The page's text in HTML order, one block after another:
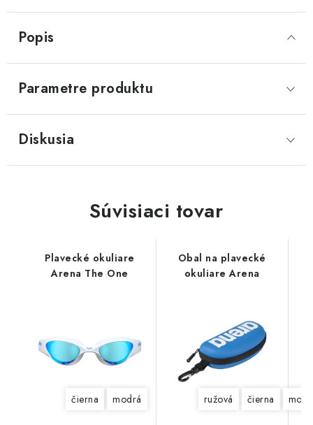
Popis
Parametre produktu
Diskusia
Súvisiaci tovar
Plavecké okuliare
Arena The One
čierna modrá
Obal na plavecké
okuliare Arena
ružová čierna